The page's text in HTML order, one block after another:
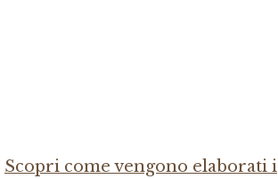
Scopri come vengono elaborati i